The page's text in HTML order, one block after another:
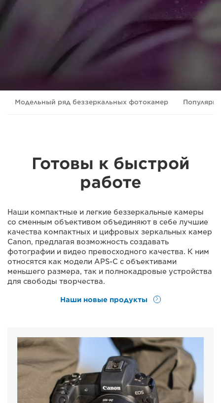
Модельный ряд беззеркальных фотокамер
Готовы к быстрой
работе
Наши компактные и легкие беззеркальные камеры
со сменным объективом объединяют в себе лучшие
качества компактных и цифровых зеркальных камер
Canon, предлагая возможность создавать
фотографии и видео превосходного качества. К ним
относятся как модели APS-C с объективами
меньшего размера, так и полнокадровые устройства
для свободы творчества.
Наши новые продукты